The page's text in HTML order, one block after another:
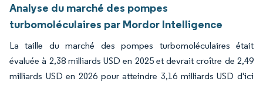
Analyse du marché des pompes
turbomoléculaires par Mordor Intelligence
La taille du marché des pompes turbomoléculaires était
évaluée à 2,38 milliards USD en 2025 et devrait croître de 2,49
milliards USD en 2026 pour atteindre 3,16 milliards USD d'ici